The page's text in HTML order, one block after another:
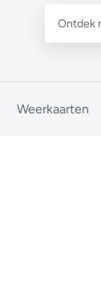
Weerkaarten